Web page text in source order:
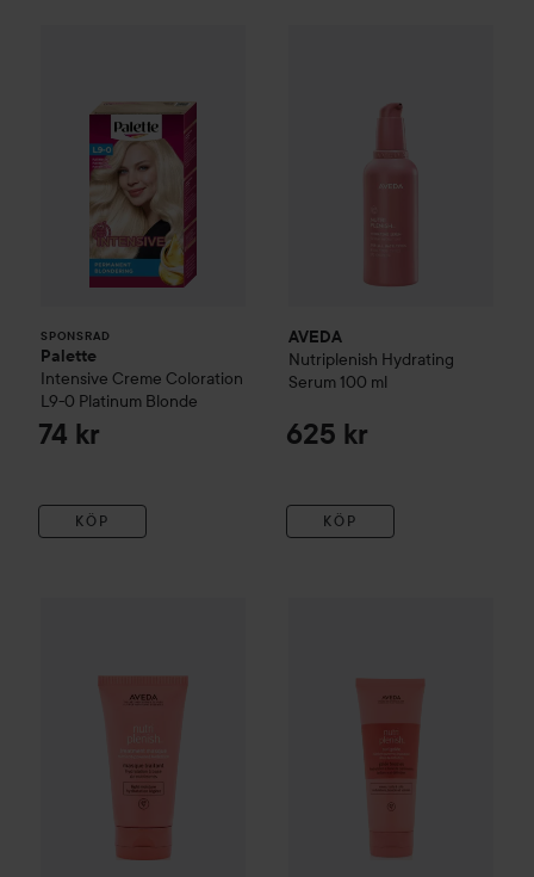
SPONSRAD
Palette
Intensive Creme Coloration
L9-0 Platinum Blonde
74 kr
KÖP
AVEDA
Nutriplenish Hydrating
Serum 100 ml
625 kr
KÖP